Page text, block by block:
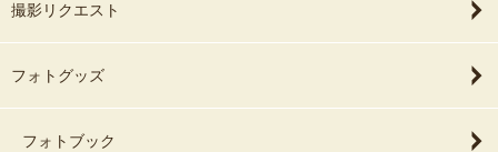
撮影リクエスト
フォトグッズ
フォトブック